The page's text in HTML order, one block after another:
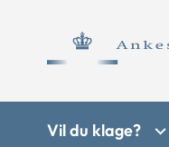
Vil du klage?